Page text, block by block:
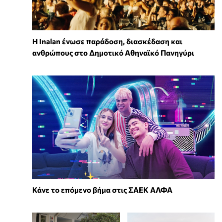
Η Inalan ένωσε παράδοση, διασκέδαση και
ανθρώπους στο Δημοτικό Αθηναϊκό Πανηγύρι
Κάνε το επόμενο βήμα στις ΣΑΕΚ ΑΛΦΑ